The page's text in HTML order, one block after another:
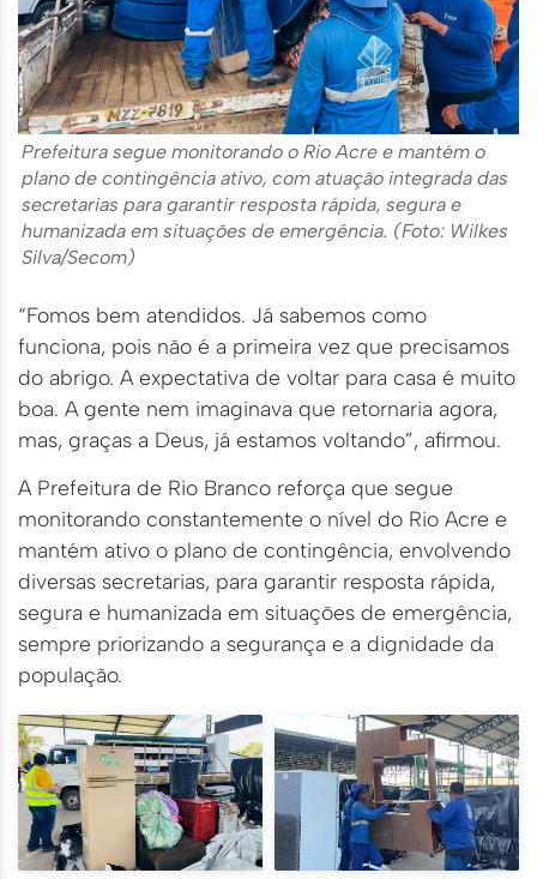
Prefeitura segue monitorando o Rio Acre e mantém o
plano de contingência ativo, com atuação integrada das
secretarias para garantir resposta rápida, segura e
humanizada em situações de emergência. (Foto: Wilkes
Silva/Secom)
“Fomos bem atendidos. Já sabemos como
funciona, pois não é a primeira vez que precisamos
do abrigo. A expectativa de voltar para casa é muito
boa. A gente nem imaginava que retornaria agora,
mas, graças a Deus, já estamos voltando”, afirmou.
A Prefeitura de Rio Branco reforça que segue
monitorando constantemente o nível do Rio Acre e
mantém ativo o plano de contingência, envolvendo
diversas secretarias, para garantir resposta rápida,
segura e humanizada em situações de emergência,
sempre priorizando a segurança e a dignidade da
população.